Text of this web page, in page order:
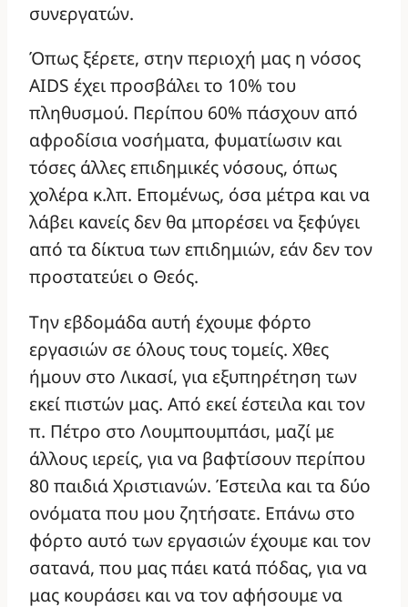
συνεργατών.
Όπως ξέρετε, στην περιοχή μας η νόσος
AIDS έχει προσβάλει το 10% του
πληθυσμού. Περίπου 60% πάσχουν από
αφροδίσια νοσήματα, φυματίωσιν και
τόσες άλλες επιδημικές νόσους, όπως
χολέρα κ.λπ. Επομένως, όσα μέτρα και να
λάβει κανείς δεν θα μπορέσει να ξεφύγει
από τα δίκτυα των επιδημιών, εάν δεν τον
προστατεύει ο Θεός.
Την εβδομάδα αυτή έχουμε φόρτο
εργασιών σε όλους τους τομείς. Χθες
ήμουν στο Λικασί, για εξυπηρέτηση των
εκεί πιστών μας. Από εκεί έστειλα και τον
π. Πέτρο στο Λουμπουμπάσι, μαζί με
άλλους ιερείς, για να βαφτίσουν περίπου
80 παιδιά Χριστιανών. Έστειλα και τα δύο
ονόματα που μου ζητήσατε. Επάνω στο
φόρτο αυτό των εργασιών έχουμε και τον
σατανά, που μας πάει κατά πόδας, για να
μας κουράσει και να τον αφήσουμε να